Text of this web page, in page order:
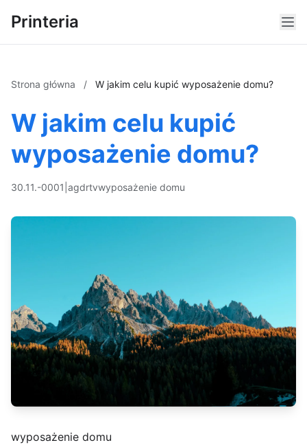
Printeria
Strona główna / W jakim celu kupić wyposażenie domu?
W jakim celu kupić
wyposażenie domu?
30.11.-0001 agdrtvwyposażenie domu
wyposażenie domu